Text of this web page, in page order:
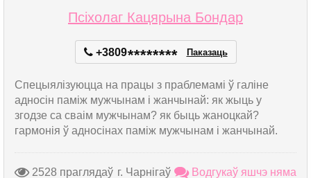
Псіхолаг Кацярына Бондар
+3809******** Паказаць
Спецыялізуюцца на працы з праблемамі ў галіне
адносін паміж мужчынам і жанчынай: як жыць у
згодзе са сваім мужчынам? як быць жаноцкай?
гармонія ў адносінах паміж мужчынам і жанчынай.
2528 праглядаў г. Чарнігаў Водгукаў яшчэ няма